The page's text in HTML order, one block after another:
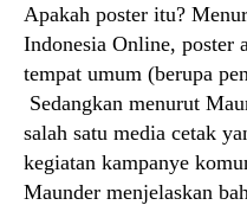
Apakah poster itu?
Indonesia Online, poster
tempat umum (berupa
Sedangkan menurut
salah satu media cetak
kegiatan kampanye
Maunder menjelaskan